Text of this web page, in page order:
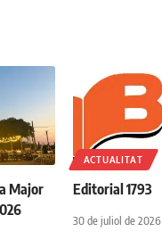
Major
ACTUALITAT
Editorial 1793
30 de juliol de 2026